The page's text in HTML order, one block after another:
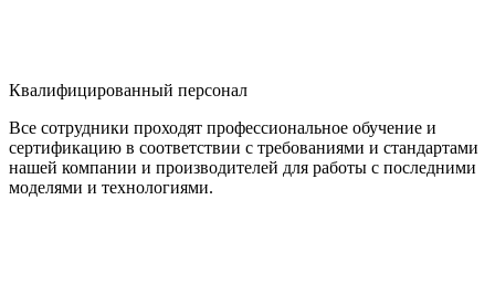
Квалифицированный персонал
Все сотрудники проходят профессиональное обучение и
сертификацию в соответствии с требованиями и стандартами
нашей компании и производителей для работы с последними
моделями и технологиями.